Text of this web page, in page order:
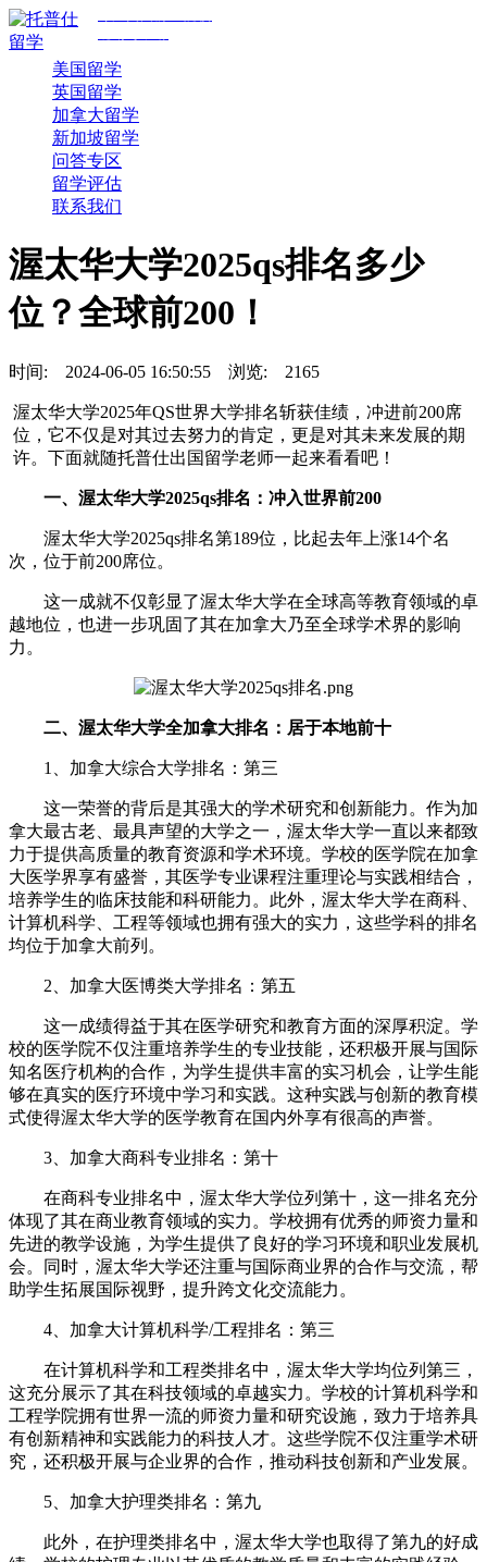
美国留学
英国留学
加拿大留学
新加坡留学
问答专区
留学评估
联系我们
渥太华大学2025qs排名多少
位？全球前200！
时间: 2024-06-05 16:50:55 浏览: 2165
渥太华大学2025年QS世界大学排名斩获佳绩，冲进前200席
位，它不仅是对其过去努力的肯定，更是对其未来发展的期
许。下面就随托普仕出国留学老师一起来看看吧！
一、渥太华大学2025qs排名：冲入世界前200
渥太华大学2025qs排名第189位，比起去年上涨14个名
次，位于前200席位。
这一成就不仅彰显了渥太华大学在全球高等教育领域的卓
越地位，也进一步巩固了其在加拿大乃至全球学术界的影响
力。
二、渥太华大学全加拿大排名：居于本地前十
1、加拿大综合大学排名：第三
这一荣誉的背后是其强大的学术研究和创新能力。作为加
拿大最古老、最具声望的大学之一，渥太华大学一直以来都致
力于提供高质量的教育资源和学术环境。学校的医学院在加拿
大医学界享有盛誉，其医学专业课程注重理论与实践相结合，
培养学生的临床技能和科研能力。此外，渥太华大学在商科、
计算机科学、工程等领域也拥有强大的实力，这些学科的排名
均位于加拿大前列。
2、加拿大医博类大学排名：第五
这一成绩得益于其在医学研究和教育方面的深厚积淀。学
校的医学院不仅注重培养学生的专业技能，还积极开展与国际
知名医疗机构的合作，为学生提供丰富的实习机会，让学生能
够在真实的医疗环境中学习和实践。这种实践与创新的教育模
式使得渥太华大学的医学教育在国内外享有很高的声誉。
3、加拿大商科专业排名：第十
在商科专业排名中，渥太华大学位列第十，这一排名充分
体现了其在商业教育领域的实力。学校拥有优秀的师资力量和
先进的教学设施，为学生提供了良好的学习环境和职业发展机
会。同时，渥太华大学还注重与国际商业界的合作与交流，帮
助学生拓展国际视野，提升跨文化交流能力。
4、加拿大计算机科学/工程排名：第三
在计算机科学和工程类排名中，渥太华大学均位列第三，
这充分展示了其在科技领域的卓越实力。学校的计算机科学和
工程学院拥有世界一流的师资力量和研究设施，致力于培养具
有创新精神和实践能力的科技人才。这些学院不仅注重学术研
究，还积极开展与企业界的合作，推动科技创新和产业发展。
5、加拿大护理类排名：第九
此外，在护理类排名中，渥太华大学也取得了第九的好成